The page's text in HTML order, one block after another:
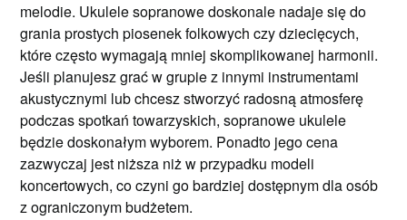
melodie. Ukulele sopranowe doskonale nadaje się do
grania prostych piosenek folkowych czy dziecięcych,
które często wymagają mniej skomplikowanej harmonii.
Jeśli planujesz grać w grupie z innymi instrumentami
akustycznymi lub chcesz stworzyć radosną atmosferę
podczas spotkań towarzyskich, sopranowe ukulele
będzie doskonałym wyborem. Ponadto jego cena
zazwyczaj jest niższa niż w przypadku modeli
koncertowych, co czyni go bardziej dostępnym dla osób
z ograniczonym budżetem.